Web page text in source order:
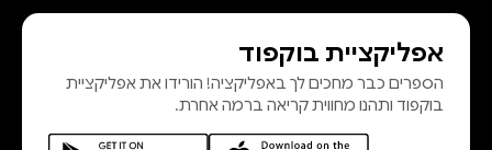
אפליקציית בוקפוד
הספרים כבר מחכים לך באפליקציה! הורידו את אפליקציית
בוקפוד ותהנו מחווית קריאה ברמה אחרת.